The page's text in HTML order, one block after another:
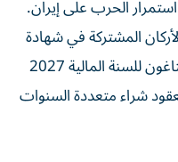
الحرب على ⁠إيران.
المشتركة في ​شهادة
مكتوبة هذا الأسبوع، إن ميزانية البنتاغون للسنة المالية 2027
دولار لعقود شراء متعددة السنوات